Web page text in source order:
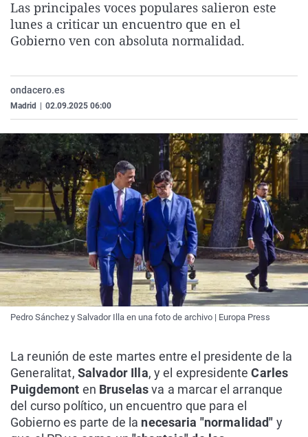
La rosa de los vientos
Gente viajera
Caso
Retornados
Extremadura
Galicia
Virales
Televisión
Las principales voces populares salieron este
lunes a criticar un encuentro que en el
Gobierno ven con absoluta normalidad.
ondacero.es
Madrid 02.09.2025 06:00
Pedro Sánchez y Salvador Illa en una foto de archivo | Europa Press
La reunión de este martes entre el presidente de la
Generalitat, Salvador Illa, y el expresidenteCarles
Puigdemont en Bruselasva a marcar el arranque
del curso político, un encuentro que para el
Gobierno es parte de la necesaria "normalidad" y